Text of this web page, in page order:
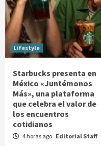
Lifestyle
Starbucks presenta en
México «Juntémonos
Más», una plataforma
que celebra el valor de
los encuentros
cotidianos
4 horas ago Editorial Staff